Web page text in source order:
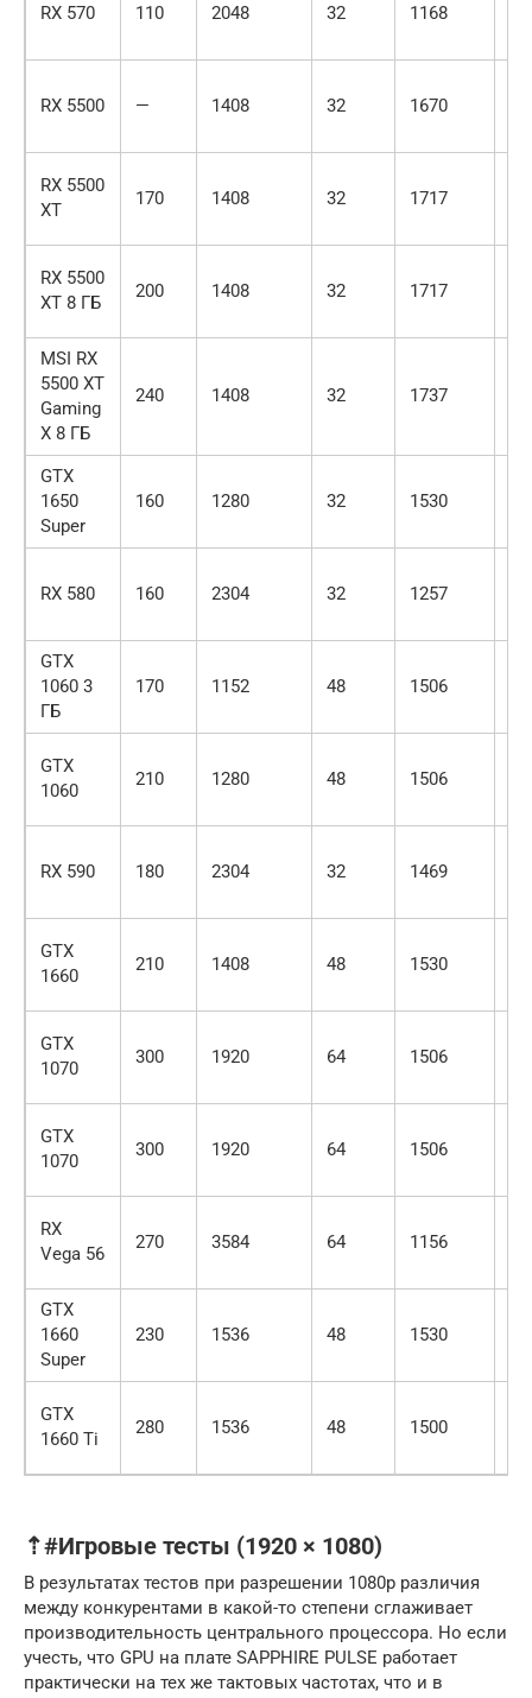
RX 570 110 2048 32 1168
RX 5500 — 1408 32 1670
RX 5500
XT
170 1408 32 1717
RX 5500
XT 8 ГБ
200 1408 32 1717
MSI RX
5500 XT
Gaming
X 8 ГБ
240 1408 32 1737
GTX
1650
Super
160 1280 32 1530
RX 580 160 2304 32 1257
GTX
1060 3
ГБ
170 1152 48 1506
GTX
1060
210 1280 48 1506
RX 590 180 2304 32 1469
GTX
1660
210 1408 48 1530
GTX
1070
300 1920 64 1506
GTX
1070
300 1920 64 1506
RX
Vega 56
270 3584 64 1156
GTX
1660
Super
230 1536 48 1530
GTX
1660 Ti
280 1536 48 1500
⇡#Игровые тесты (1920 × 1080)
В результатах тестов при разрешении 1080p различия
между конкурентами в какой-то степени сглаживает
производительность центрального процессора. Но если
учесть, что GPU на плате SAPPHIRE PULSE работает
практически на тех же тактовых частотах, что и в